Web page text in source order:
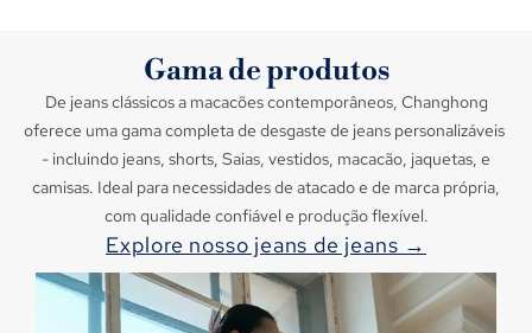
Gama de produtos
De jeans clássicos a macacões contemporâneos, Changhong
oferece uma gama completa de desgaste de jeans personalizáveis ​​
- incluindo jeans, shorts, Saias, vestidos, macacão, jaquetas, e
camisas. Ideal para necessidades de atacado e de marca própria,
com qualidade confiável e produção flexível.
Explore nosso jeans de jeans →